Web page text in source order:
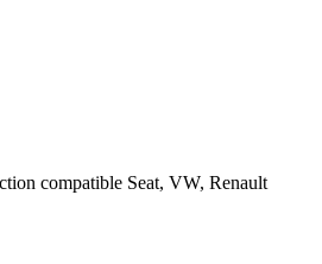
compatible Seat, VW, Renault